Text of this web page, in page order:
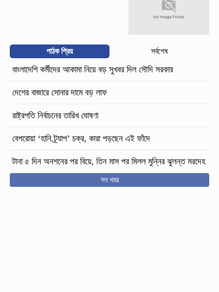
পাঠক প্রিয় সর্বশেষ
বাংলাদেশি কর্মীদের আকামা নিয়ে বড় সুখবর দিল সৌদি সরকার
দেশের বাজারে সোনার দামে বড় লাফ
রাষ্ট্রপতি নির্বাচনের তারিখ ঘোষণা
বেপরোয়া ‘হানি ট্র্যাপ’ চক্র, কারা পড়ছেন এই ফাঁদে
টানা ৫ দিন অনশনের পর বিয়ে, তিন মাস পর মিলল মুন্নির ঝুলন্ত মরদেহ
সব খবর